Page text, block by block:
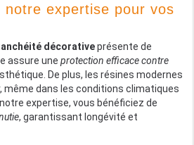
notre expertise pour vos
décorativeprésente de
assure une protection efficace contre
De plus, les résines modernes
même dans les conditions climatiques
expertise, vous bénéficiez de
, garantissant longévité et